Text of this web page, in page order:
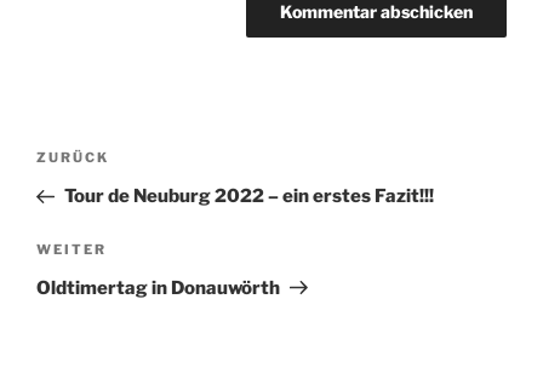
Beitragsnavigation
Vorheriger
Beitrag
ZURÜCK
Tour de Neuburg 2022 – ein erstes Fazit!!!
Nächster
Beitrag
WEITER
Oldtimertag in Donauwörth